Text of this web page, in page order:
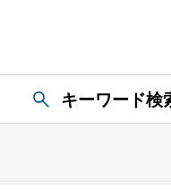
キーワード検